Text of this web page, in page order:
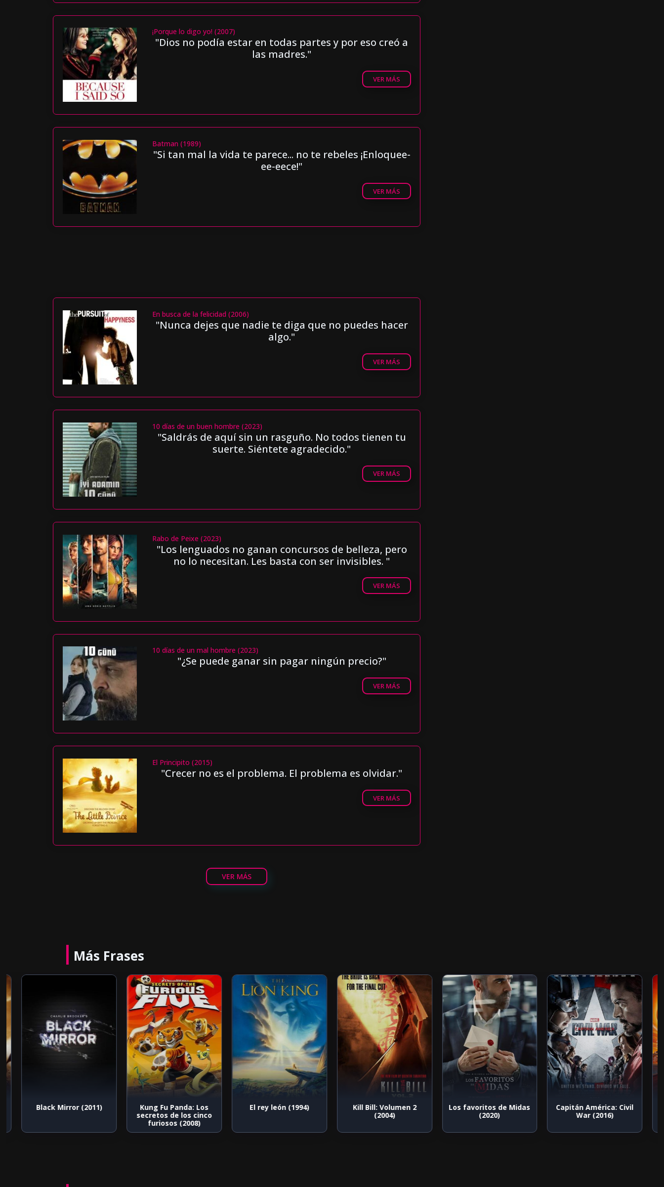
¡Porque lo digo yo! (2007)
"Dios no podía estar en todas partes y por eso creó a
las madres."
VER MÁS
Batman (1989)
"Si tan mal la vida te parece... no te rebeles ¡Enloquee-
ee-eece!"
VER MÁS
En busca de la felicidad (2006)
"Nunca dejes que nadie te diga que no puedes hacer
algo."
VER MÁS
10 días de un buen hombre (2023)
"Saldrás de aquí sin un rasguño. No todos tienen tu
suerte. Siéntete agradecido."
VER MÁS
Rabo de Peixe (2023)
"Los lenguados no ganan concursos de belleza, pero
no lo necesitan. Les basta con ser invisibles. "
VER MÁS
10 días de un mal hombre (2023)
"¿Se puede ganar sin pagar ningún precio?"
VER MÁS
El Principito (2015)
"Crecer no es el problema. El problema es olvidar."
VER MÁS
VER MÁS
Más Frases
Black Mirror (2011)
Kung Fu Panda: Los
secretos de los cinco
furiosos (2008)
El rey león (1994)
Kill Bill: Volumen 2
(2004)
Los favoritos de Midas
(2020)
Capitán América: Civil
War (2016)